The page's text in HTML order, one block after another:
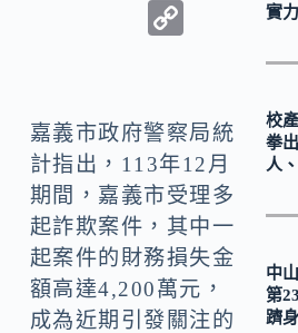
o
o
k
y
Li
n
k
嘉義市政府警察局統
計指出，113年12月
期間，嘉義市受理多
起詐欺案件，其中一
起案件的財務損失金
額高達4,200萬元，
成為近期引發關注的
實力
校
拳
人
中
第
躋